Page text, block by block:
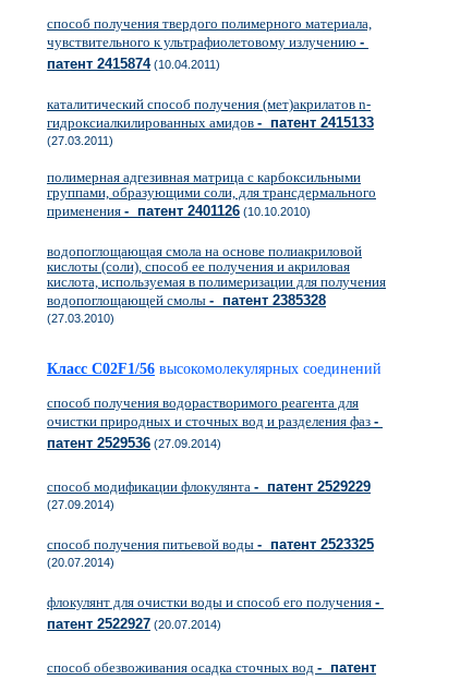
способ получения твердого полимерного материала,
чувствительного к ультрафиолетовому излучению -
патент 2415874(10.04.2011)
каталитический способ получения (мет)акрилатов n-
гидроксиалкилированных амидов - патент 2415133
(27.03.2011)
полимерная адгезивная матрица с карбоксильными
группами, образующими соли, для трансдермального
применения - патент 2401126 (10.10.2010)
водопоглощающая смола на основе полиакриловой
кислоты (соли), способ ее получения и акриловая
кислота, используемая в полимеризации для получения
водопоглощающей смолы - патент 2385328
(27.03.2010)
Класс C02F1/56 высокомолекулярных соединений
способ получения водорастворимого реагента для
очистки природных и сточных вод и разделения фаз -
патент 2529536 (27.09.2014)
способ модификации флокулянта - патент 2529229
(27.09.2014)
способ получения питьевой воды - патент 2523325
(20.07.2014)
флокулянт для очистки воды и способ его получения -
патент 2522927 (20.07.2014)
способ обезвоживания осадка сточных вод - патент